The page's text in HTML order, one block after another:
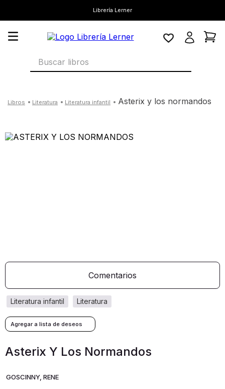
Librería Lerner
Buscar libros
literatura literatura infantil asterix y los normandos
Comentarios
literatura
literatura infantil
Asterix Y Los Normandos
GOSCINNY, RENE